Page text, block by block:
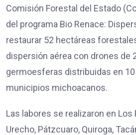
Comisión Forestal del Estado
del programa Bio Renace:
restaurar 52 hectáreas
dispersión aérea con drones de
germoesferas distribuidas en
municipios michoacanos.
Las labores se realizaron en Los
Urecho, Pátzcuaro, Quiroga,